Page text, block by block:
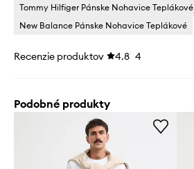
Tommy Hilfiger Pánske Nohavice Teplákové
New Balance Pánske Nohavice Teplákové
Recenzie produktov 4.8 4
Podobné produkty